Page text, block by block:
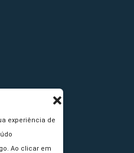
experiência de
Ao clicar em